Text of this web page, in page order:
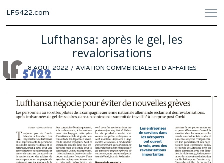
LF5422.com
Lufthansa: après le gel, les
revalorisations
POSTED
ON
8 AOÛT 2022 5 AVIATION COMMERCIALE ET D'AFFAIRES